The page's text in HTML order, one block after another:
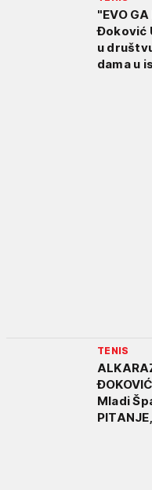
"EVO
Đoković
u
dama u
TENIS
Mladi